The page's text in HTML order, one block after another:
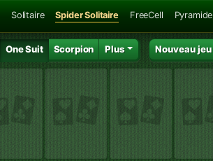
Solitaire Spider Solitaire FreeCell Pyramide
One Suit Scorpion Plus Nouveau jeu